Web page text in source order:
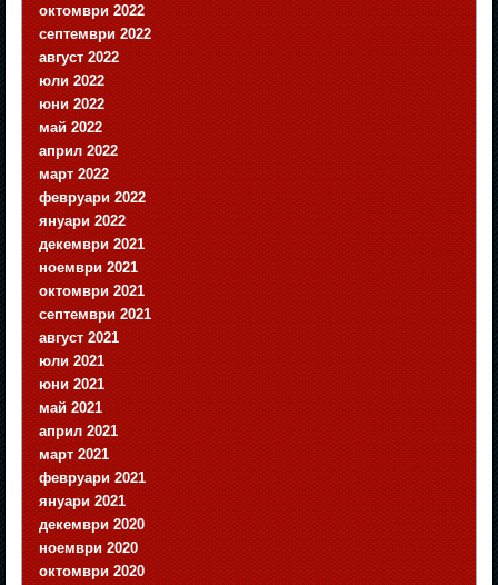
октомври 2022
септември 2022
август 2022
юли 2022
юни 2022
май 2022
април 2022
март 2022
февруари 2022
януари 2022
декември 2021
ноември 2021
октомври 2021
септември 2021
август 2021
юли 2021
юни 2021
май 2021
април 2021
март 2021
февруари 2021
януари 2021
декември 2020
ноември 2020
октомври 2020